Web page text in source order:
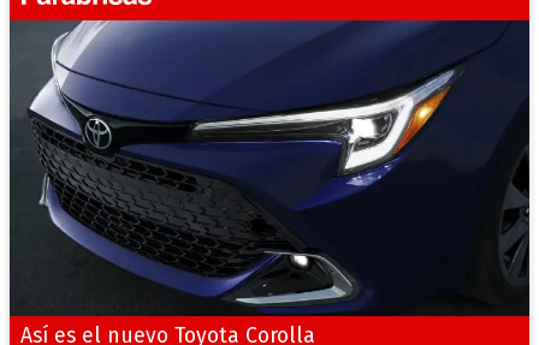
Así es el nuevo Toyota Corolla